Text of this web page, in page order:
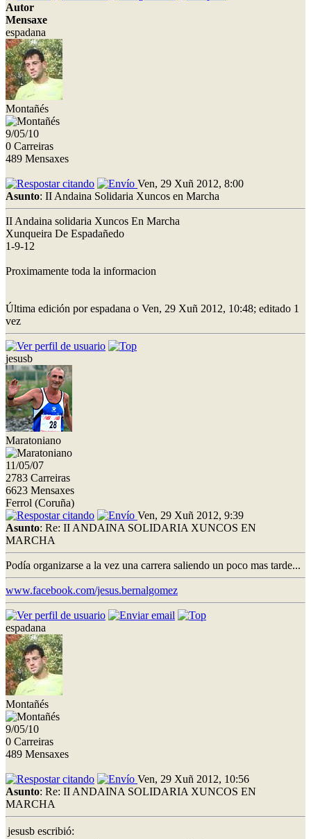
Autor
Mensaxe
espadana
Montañés
9/05/10
0 Carreiras
489 Mensaxes
Ven, 29 Xuñ 2012, 8:00
Asunto: II Andaina Solidaria Xuncos en Marcha
II Andaina solidaria Xuncos En Marcha
Xunqueira De Espadañedo
1-9-12
Proximamente toda la informacion
Última edición por espadana o Ven, 29 Xuñ 2012, 10:48; editado 1
vez
jesusb
Maratoniano
11/05/07
2783 Carreiras
6623 Mensaxes
Ferrol (Coruña)
Ven, 29 Xuñ 2012, 9:39
Asunto: Re: II ANDAINA SOLIDARIA XUNCOS EN
MARCHA
Podía organizarse a la vez una carrera saliendo un poco mas tarde...
www.facebook.com/jesus.bernalgomez
espadana
Montañés
9/05/10
0 Carreiras
489 Mensaxes
Ven, 29 Xuñ 2012, 10:56
Asunto: Re: II ANDAINA SOLIDARIA XUNCOS EN
MARCHA
jesusb escribió: